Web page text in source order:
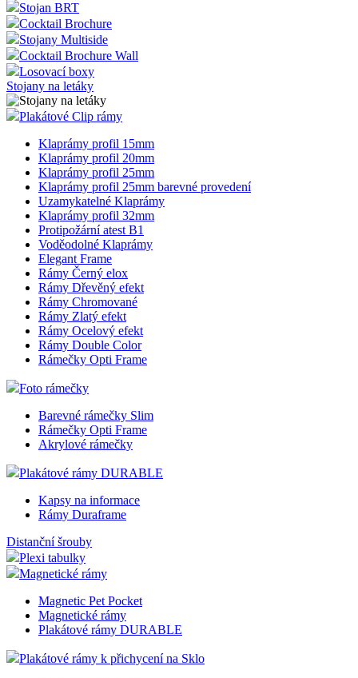
Stojan BRT
Cocktail Brochure
Stojany Multiside
Cocktail Brochure Wall
Losovací boxy
Stojany na letáky
Plakátové Clip rámy
Klaprámy profil 15mm
Klaprámy profil 20mm
Klaprámy profil 25mm
Klaprámy profil 25mm barevné provedení
Uzamykatelné Klaprámy
Klaprámy profil 32mm
Protipožární atest B1
Voděodolné Klaprámy
Elegant Frame
Rámy Černý elox
Rámy Dřevěný efekt
Rámy Chromované
Rámy Zlatý efekt
Rámy Ocelový efekt
Rámy Double Color
Rámečky Opti Frame
Foto rámečky
Barevné rámečky Slim
Rámečky Opti Frame
Akrylové rámečky
Plakátové rámy DURABLE
Kapsy na informace
Rámy Duraframe
Distanční šrouby
Plexi tabulky
Magnetické rámy
Magnetic Pet Pocket
Magnetické rámy
Plakátové rámy DURABLE
Plakátové rámy k přichycení na Sklo